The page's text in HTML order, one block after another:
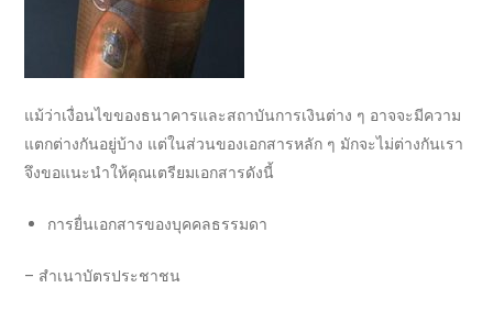
แม้ว่าเงื่อนไขของธนาคารและสถาบันการเงินต่าง ๆ อาจจะมีความ
แตกต่างกันอยู่บ้าง แต่ในส่วนของเอกสารหลัก ๆ มักจะไม่ต่างกันเรา
จึงขอแนะนำให้คุณเตรียมเอกสารดังนี้
การยื่นเอกสารของบุคคลธรรมดา
– สำเนาบัตรประชาชน